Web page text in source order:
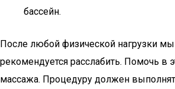
бассейн.
После любой физической нагрузки
рекомендуется расслабить. Помочь в
массажа. Процедуру должен